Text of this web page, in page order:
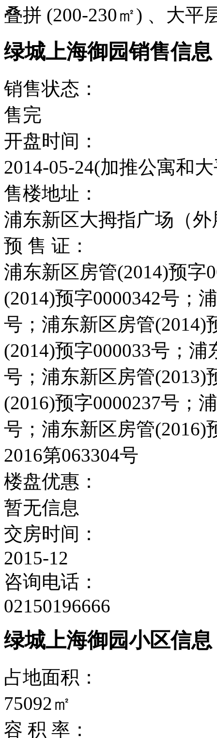
叠拼 (200-230㎡) 、大平
绿城上海御园销售信息
销售状态：
售完
开盘时间：
2014-05-24(加推公寓和
售楼地址：
浦东新区大拇指广场（
预 售 证：
浦东新区房管(2014)预字
(2014)预字0000342号；
号；浦东新区房管(2014)
(2014)预字000033号；
号；浦东新区房管(2013)
(2016)预字0000237号；
号；浦东新区房管(2016)
2016第063304号
楼盘优惠：
暂无信息
交房时间：
2015-12
咨询电话：
02150196666
绿城上海御园小区信息
占地面积：
75092㎡
容 积 率：